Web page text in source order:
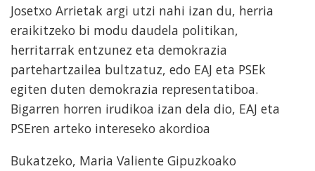
Josetxo Arrietak argi utzi nahi izan du, herria
eraikitzeko bi modu daudela politikan,
herritarrak entzunez eta demokrazia
partehartzailea bultzatuz, edo EAJ eta PSEk
egiten duten demokrazia representatiboa.
Bigarren horren irudikoa izan dela dio, EAJ eta
PSEren arteko intereseko akordioa
Bukatzeko, Maria Valiente Gipuzkoako